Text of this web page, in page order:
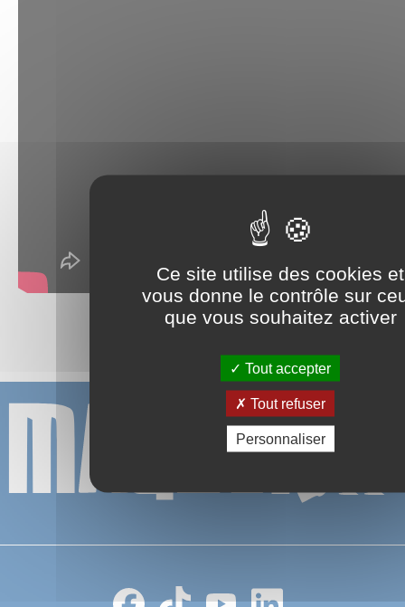
Partager sur :
Ce site utilise des cookies et
vous donne le contrôle sur
que vous souhaitez activer
Tout accepter
Tout refuser
Personnaliser